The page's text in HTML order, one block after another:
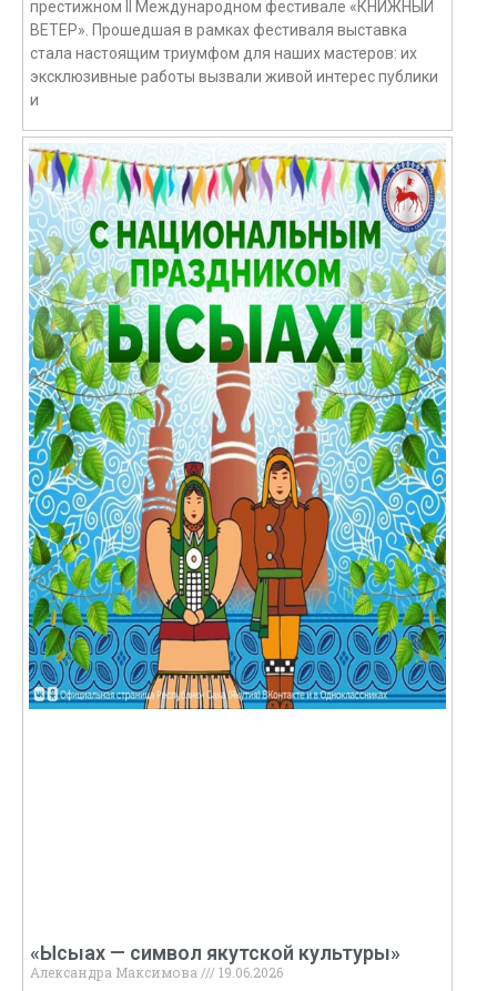
престижном II Международном фестивале «КНИЖНЫЙ
ВЕТЕР». Прошедшая в рамках фестиваля выставка
стала настоящим триумфом для наших мастеров: их
эксклюзивные работы вызвали живой интерес публики
и
«Ысыах — символ якутской культуры»
Александра Максимова
19.06.2026